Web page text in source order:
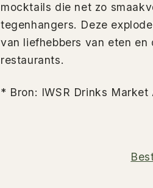
mocktails die net zo
tegenhangers. Deze
van liefhebbers van eten
restaurants.
* Bron: IWSR Drinks Market